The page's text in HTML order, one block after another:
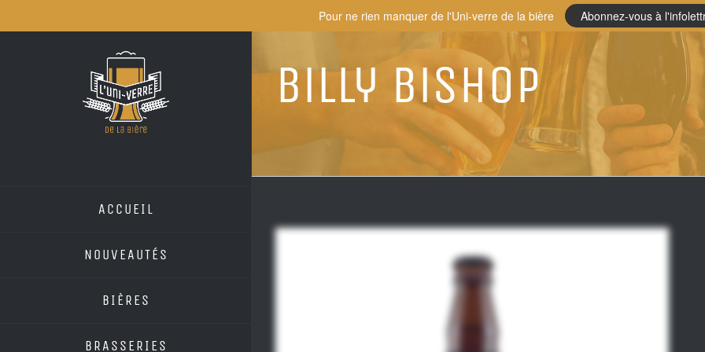
to
ACCUEIL
NOUVEAUTÉS
BIÈRES
BRASSERIES
Billy Bishop
Pour ne rien manquer de l'Uni-verre de la bière Abonnez-vous à